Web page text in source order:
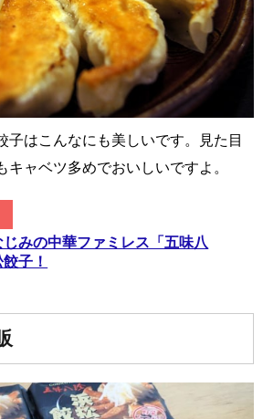
子はこんなにも美しいです。見た目
キャベツ多めでおいしいですよ。
みの中華ファミレス「五味八
子！